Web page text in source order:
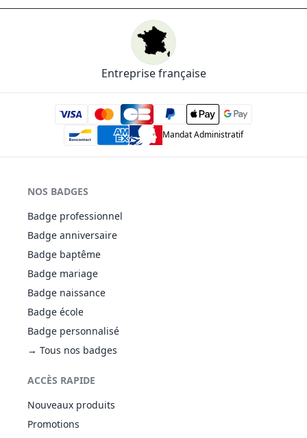
Entreprise française
Mandat Administratif
NOS BADGES
Badge professionnel
Badge anniversaire
Badge baptême
Badge mariage
Badge naissance
Badge école
Badge personnalisé
→ Tous nos badges
ACCÈS RAPIDE
Nouveaux produits
Promotions